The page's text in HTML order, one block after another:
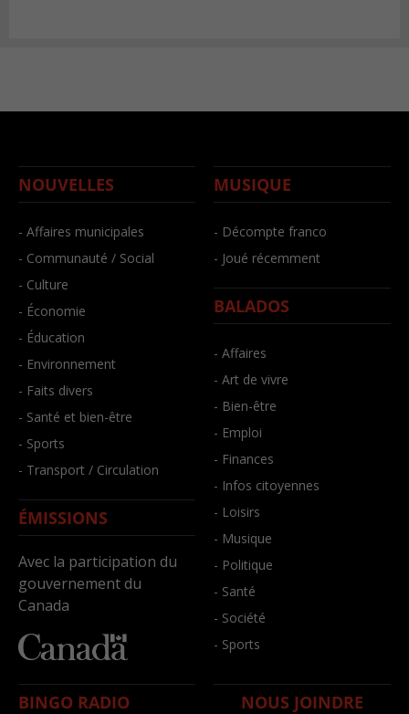
NOUVELLES
- Affaires municipales
- Communauté / Social
- Culture
- Économie
- Éducation
- Environnement
- Faits divers
- Santé et bien-être
- Sports
- Transport / Circulation
ÉMISSIONS
Avec la participation du
gouvernement du
Canada
MUSIQUE
- Décompte franco
- Joué récemment
BALADOS
- Affaires
- Art de vivre
- Bien-être
- Emploi
- Finances
- Infos citoyennes
- Loisirs
- Musique
- Politique
- Santé
- Société
- Sports
BINGO RADIO NOUS JOINDRE